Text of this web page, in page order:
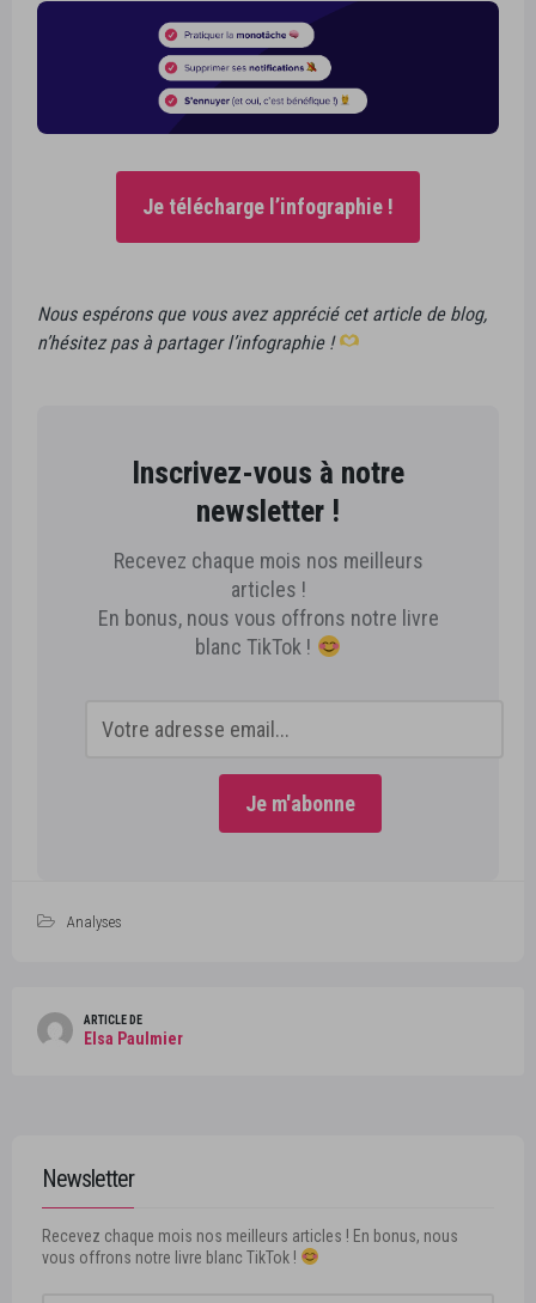
Je télécharge l’infographie !
Nous espérons que vous avez apprécié cet article de blog,
n’hésitez pas à partager l’infographie !
Inscrivez-vous à notre
newsletter !
Recevez chaque mois nos meilleurs
articles !
En bonus, nous vous offrons notre livre
blanc TikTok !
Analyses
ARTICLE DE
Elsa Paulmier
Newsletter
Recevez chaque mois nos meilleurs articles ! En bonus, nous
vous offrons notre livre blanc TikTok !